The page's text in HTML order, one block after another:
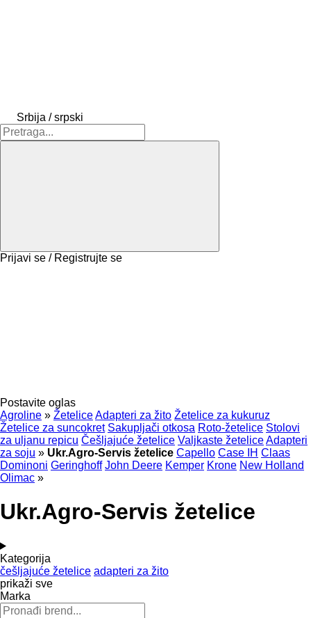
Srbija / srpski
Prijavi se / Registrujte se
Postavite oglas
Agroline » ŽeteliceAdapteri za žito Žetelice za kukuruz
Žetelice za suncokret Sakupljači otkosa Roto-žetelice Stolovi
za uljanu repicu Češljajuće žetelice Valjkaste žeteliceAdapteri
za soju » Ukr.Agro-Servis žetelice Capello Case IH Claas
Dominoni Geringhoff John Deere Kemper Krone New Holland
Olimac »
Ukr.Agro-Servis žetelice
Kategorija
češljajuće žetelice adapteri za žito
prikaži sve
Marka